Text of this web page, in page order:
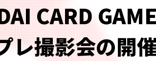
CARD
レ撮影会の開